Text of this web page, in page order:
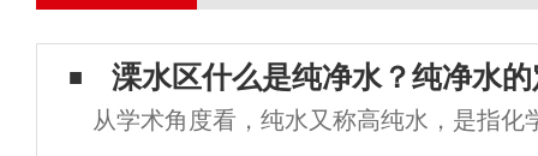
溧水区什么是纯净水？纯净水
从学术角度看，纯水又称高纯水，是指化